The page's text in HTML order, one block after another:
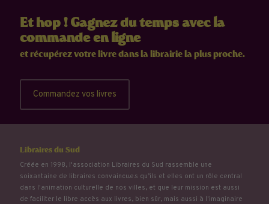
Et hop ! Gagnez du temps avec la
commande en ligne
et récupérez votre livre dans la librairie la plus proche.
Commandez vos livres
Libraires du Sud
Créée en 1998, l'association Libraires du Sud rassemble une
soixantaine de libraires convaincu.e.s qu’ils et elles ont un rôle central
dans l'animation culturelle de nos villes, et que leur mission est aussi
de faciliter le libre accès aux livres, bien sûr, mais aussi à l'imaginaire